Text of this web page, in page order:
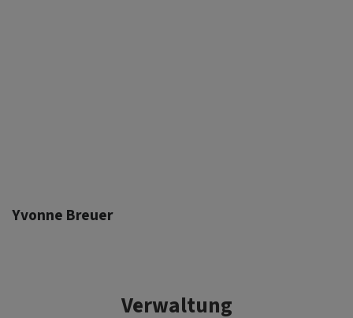
Yvonne Breuer
Verwaltung